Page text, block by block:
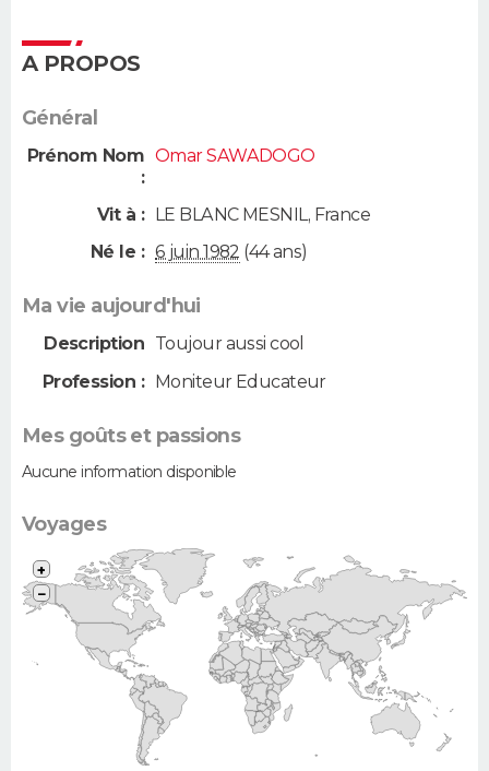
A PROPOS
Général
Prénom Nom
:
Omar SAWADOGO
Vit à : LE BLANC MESNIL , France
Né le : 6 juin 1982 (44 ans)
Ma vie aujourd'hui
Description Toujour aussi cool
Profession : Moniteur Educateur
Mes goûts et passions
Aucune information disponible
Voyages
+
−